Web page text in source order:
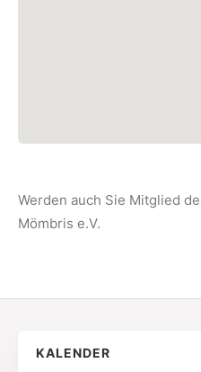
Werden auch Sie Mitglied
Mömbris e.V.
KALENDER